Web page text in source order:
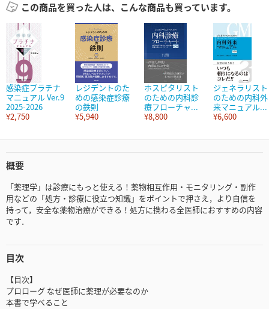
この商品を買った人は、こんな商品も買っています。
感染症プラチナ
マニュアル Ver.9
2025-2026
¥2,750
レジデントのた
めの感染症診療
の鉄則
¥5,940
ホスピタリスト
のための内科診
療フローチャ...
¥8,800
ジェネラリスト
のための内科外
来マニュアル...
¥6,600
概要
「薬理学」は診療にもっと使える！薬物相互作用・モニタリング・副作
用などの「処方・診療に役立つ知識」をポイントで押さえ，より自信を
持って，安全な薬物治療ができる！処方に携わる全医師におすすめの内容
です．
目次
【目次】
プロローグ なぜ医師に薬理が必要なのか
本書で学べること